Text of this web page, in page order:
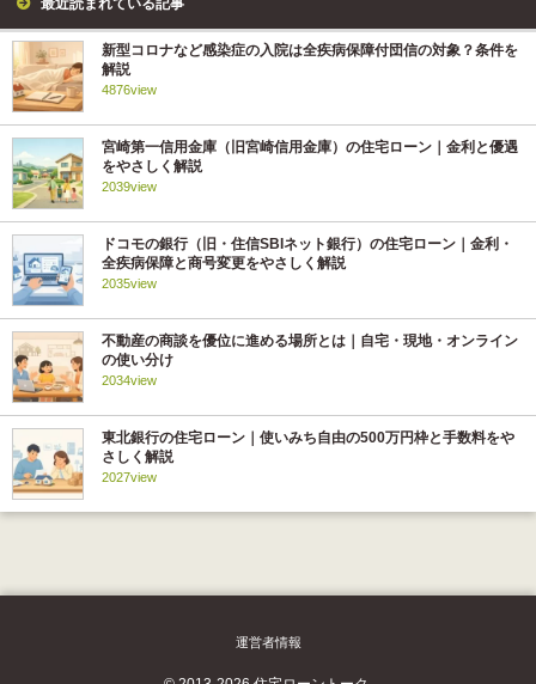
最近読まれている記事
新型コロナなど感染症の入院は全疾病保障付団信の対象？条件を
解説
4876view
宮崎第一信用金庫（旧宮崎信用金庫）の住宅ローン｜金利と優遇
をやさしく解説
2039view
ドコモの銀行（旧・住信SBIネット銀行）の住宅ローン｜金利・
全疾病保障と商号変更をやさしく解説
2035view
不動産の商談を優位に進める場所とは｜自宅・現地・オンライン
の使い分け
2034view
東北銀行の住宅ローン｜使いみち自由の500万円枠と手数料をや
さしく解説
2027view
運営者情報